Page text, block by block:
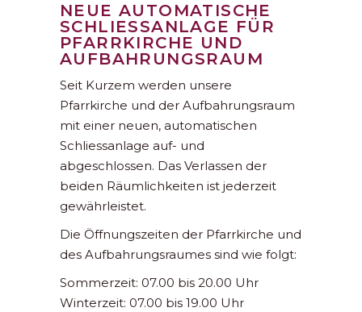
NEUE AUTOMATISCHE
SCHLIESSANLAGE FÜR
PFARRKIRCHE UND
AUFBAHRUNGSRAUM
Seit Kurzem werden unsere
Pfarrkirche und der Aufbahrungsraum
mit einer neuen, automatischen
Schliessanlage auf- und
abgeschlossen. Das Verlassen der
beiden Räumlichkeiten ist jederzeit
gewährleistet.
Die Öffnungszeiten der Pfarrkirche und
des Aufbahrungsraumes sind wie folgt:
Sommerzeit: 07.00 bis 20.00 Uhr
Winterzeit: 07.00 bis 19.00 Uhr